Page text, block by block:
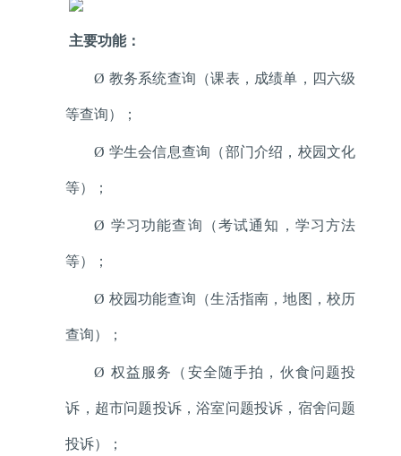
主要功能：
Ø 教务系统查询（课表，成绩单，四六级
等查询）；
Ø 学生会信息查询（部门介绍，校园文化
等）；
Ø 学习功能查询（考试通知，学习方法
等）；
Ø 校园功能查询（生活指南，地图，校历
查询）；
Ø 权益服务（安全随手拍，伙食问题投
诉，超市问题投诉，浴室问题投诉，宿舍问题
投诉）；